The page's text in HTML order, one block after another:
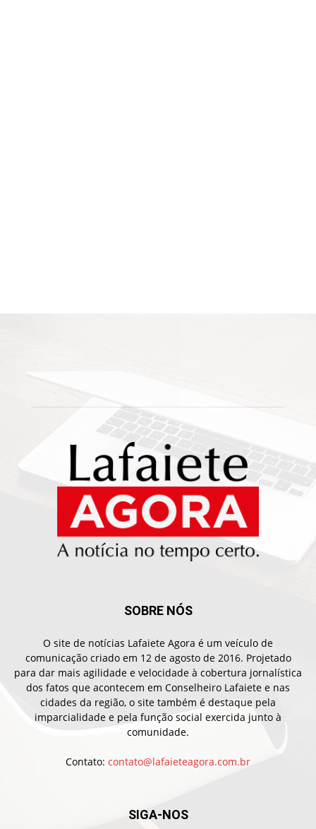
SOBRE NÓS
O site de notícias Lafaiete Agora é um veículo de
comunicação criado em 12 de agosto de 2016. Projetado
para dar mais agilidade e velocidade à cobertura jornalística
dos fatos que acontecem em Conselheiro Lafaiete e nas
cidades da região, o site também é destaque pela
imparcialidade e pela função social exercida junto à
comunidade.
Contato: contato@lafaieteagora.com.br
SIGA-NOS